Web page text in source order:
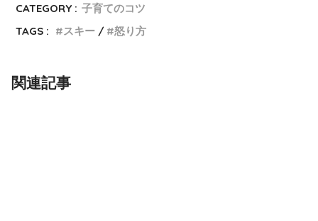
CATEGORY : 子育てのコツ
TAGS :
スキー 怒り方
関連記事